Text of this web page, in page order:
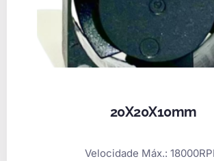
20X20X10mm
Velocidade Máx.: